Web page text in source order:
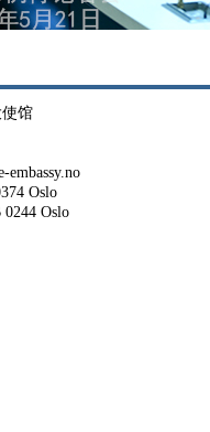
馆
embassy.no
Oslo
Oslo